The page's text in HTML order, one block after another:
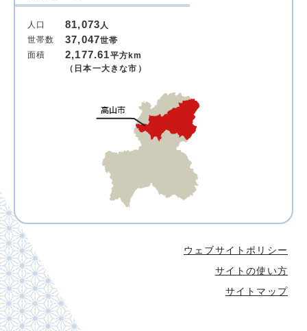
人口 81,073人
世帯数
37,047世帯
面積
2,177.61平方km
（日本一大きな市）
ウェブサイトポリシー
サイトの使い方
サイトマップ